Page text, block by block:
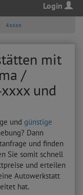
Login
4xxxx
mit
/
und
und günstige
Dann
und finden
Sie somit schnell
und erteilen
Autowerkstatt
hat.